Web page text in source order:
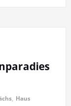
, Haus